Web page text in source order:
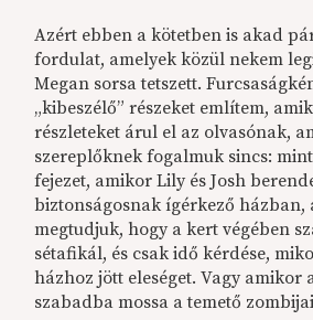
Azért ebben a kötetben is akad
fordulat, amelyek közül nekem
Megan sorsa tetszett.
„kibeszélő” részeket említem,
részleteket árul el az olvasónak,
szereplőknek fogalmuk sincs:
fejezet, amikor Lily és Josh
biztonságosnak ígérkező házban,
megtudjuk, hogy a kert végében
sétafikál, és csak idő kérdése,
házhoz jött eleséget. Vagy amikor
szabadba mossa a temető